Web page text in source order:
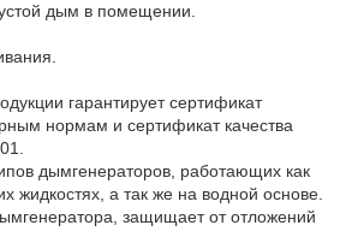
дым в помещении.
гарантирует сертификат
нормам и сертификат качества
дымгенераторов, работающих как
жидкостях, а так же на водной основе.
защищает от отложений